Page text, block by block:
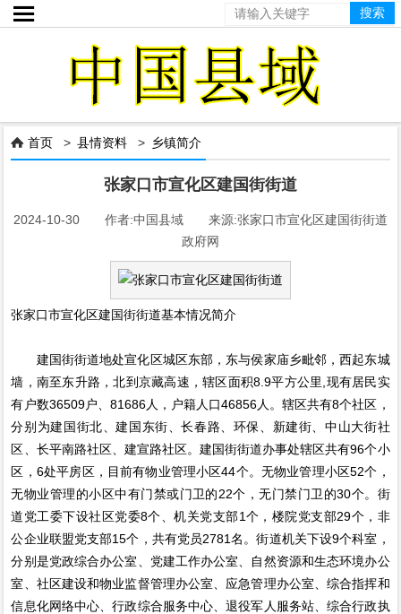

 首页 >县情资料 > 乡镇简介
张家口市宣化区建国街街道
2024-10-30 作者:中国县域 来源:张家口市宣化区建国街街道
政府网
张家口市宣化区建国街街道基本情况简介
建国街街道地处宣化区城区东部，东与侯家庙乡毗邻，西起东城
墙，南至东升路，北到京藏高速，辖区面积8.9平方公里,现有居民实
有户数36509户、81686人，户籍人口46856人。辖区共有8个社区，
分别为建国街北、建国东街、长春路、环保、新建街、中山大街社
区、长平南路社区、建宣路社区。建国街街道办事处辖区共有96个小
区，6处平房区，目前有物业管理小区44个。无物业管理小区52个，
无物业管理的小区中有门禁或门卫的22个，无门禁门卫的30个。街
道党工委下设社区党委8个、机关党支部1个，楼院党支部29个，非
公企业联盟党支部15个，共有党员2781名。街道机关下设9个科室，
分别是党政综合办公室、党建工作办公室、自然资源和生态环境办公
室、社区建设和物业监督管理办公室、应急管理办公室、综合指挥和
信息化网络中心、行政综合服务中心、退役军人服务站、综合行政执